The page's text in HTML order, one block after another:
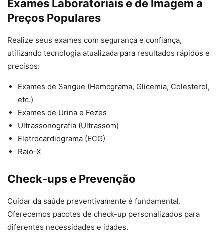
Exames Laboratoriais e de Imagem a
Preços Populares
Realize seus exames com segurança e confiança,
utilizando tecnologia atualizada para resultados rápidos e
precisos:
Exames de Sangue (Hemograma, Glicemia, Colesterol,
etc.)
Exames de Urina e Fezes
Ultrassonografia (Ultrassom)
Eletrocardiograma (ECG)
Raio-X
Check-ups e Prevenção
Cuidar da saúde preventivamente é fundamental.
Oferecemos pacotes de check-up personalizados para
diferentes necessidades e idades.